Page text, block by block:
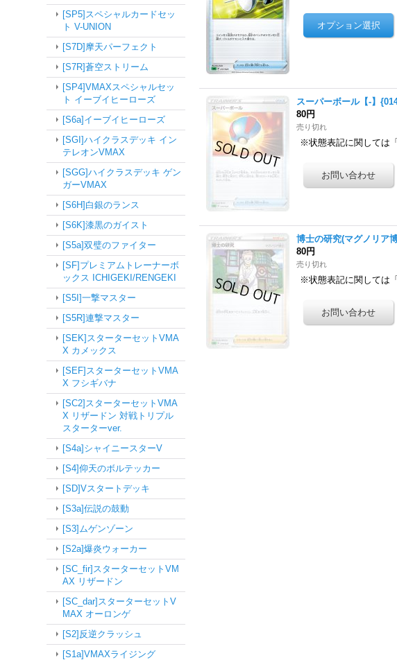
[SP5]スペシャルカードセッ
ト V-UNION
[S7D]摩天パーフェクト
[S7R]蒼空ストリーム
[SP4]VMAXスペシャルセッ
ト イーブイヒーローズ
[S6a]イーブイヒーローズ
[SGI]ハイクラスデッキ イン
テレオンVMAX
[SGG]ハイクラスデッキ ゲン
ガーVMAX
[S6H]白銀のランス
[S6K]漆黒のガイスト
[S5a]双璧のファイター
[SF]プレミアムトレーナーボ
ックス ICHIGEKI/RENGEKI
[S5I]一撃マスター
[S5R]連撃マスター
[SEK]スターターセットVMA
X カメックス
[SEF]スターターセットVMA
X フシギバナ
[SC2]スターターセットVMA
X リザードン 対戦トリプル
スターターver.
[S4a]シャイニースターV
[S4]仰天のボルテッカー
[SD]Vスタートデッキ
[S3a]伝説の鼓動
[S3]ムゲンゾーン
[S2a]爆炎ウォーカー
[SC_fir]スターターセットVM
AX リザードン
[SC_dar]スターターセットV
MAX オーロンゲ
[S2]反逆クラッシュ
[S1a]VMAXライジング
スーパーボール【-】
80円
売り切れ
※状態表記に関しては
博士の研究(マグノリア
80円
売り切れ
※状態表記に関しては